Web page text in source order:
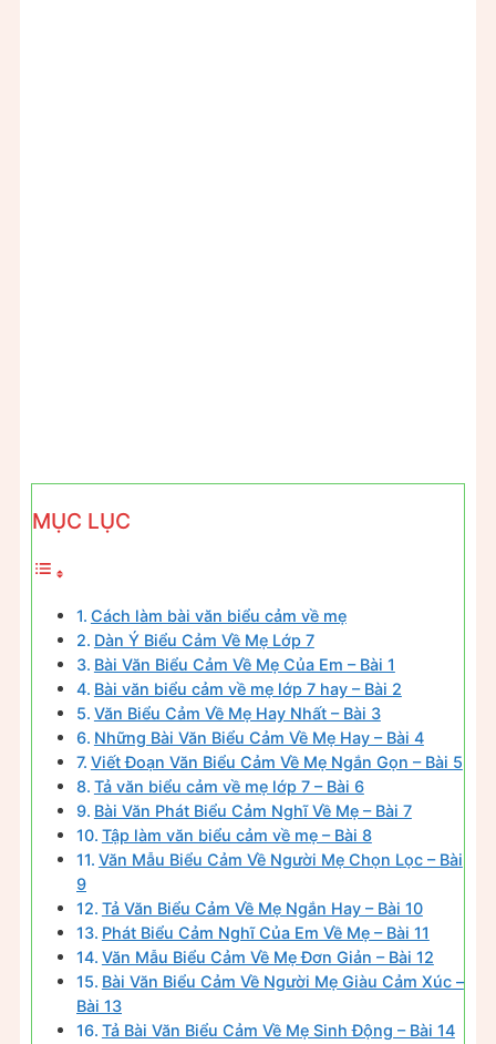
MỤC LỤC
Cách làm bài văn biểu cảm về mẹ
Dàn Ý Biểu Cảm Về Mẹ Lớp 7
Bài Văn Biểu Cảm Về Mẹ Của Em – Bài 1
Bài văn biểu cảm về mẹ lớp 7 hay – Bài 2
Văn Biểu Cảm Về Mẹ Hay Nhất – Bài 3
Những Bài Văn Biểu Cảm Về Mẹ Hay – Bài 4
Viết Đoạn Văn Biểu Cảm Về Mẹ Ngắn Gọn – Bài 5
Tả văn biểu cảm về mẹ lớp 7 – Bài 6
Bài Văn Phát Biểu Cảm Nghĩ Về Mẹ – Bài 7
Tập làm văn biểu cảm về mẹ – Bài 8
Văn Mẫu Biểu Cảm Về Người Mẹ Chọn Lọc – Bài
9
Tả Văn Biểu Cảm Về Mẹ Ngắn Hay – Bài 10
Phát Biểu Cảm Nghĩ Của Em Về Mẹ – Bài 11
Văn Mẫu Biểu Cảm Về Mẹ Đơn Giản – Bài 12
Bài Văn Biểu Cảm Về Người Mẹ Giàu Cảm Xúc –
Bài 13
Tả Bài Văn Biểu Cảm Về Mẹ Sinh Động – Bài 14